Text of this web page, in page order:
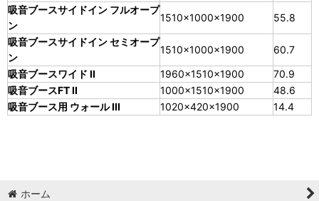
吸音ブースサイドイン フルオープ
ン
1510×1000×1900
55.8
吸音ブースサイドイン セミオープ
ン
1510×1000×1900
60.7
吸音ブースワイド II
1960×1510×1900
70.9
吸音ブースFT II
1000×1510×1900
48.6
吸音ブース用 ウォール III
1020×420×1900 14.4
ホーム